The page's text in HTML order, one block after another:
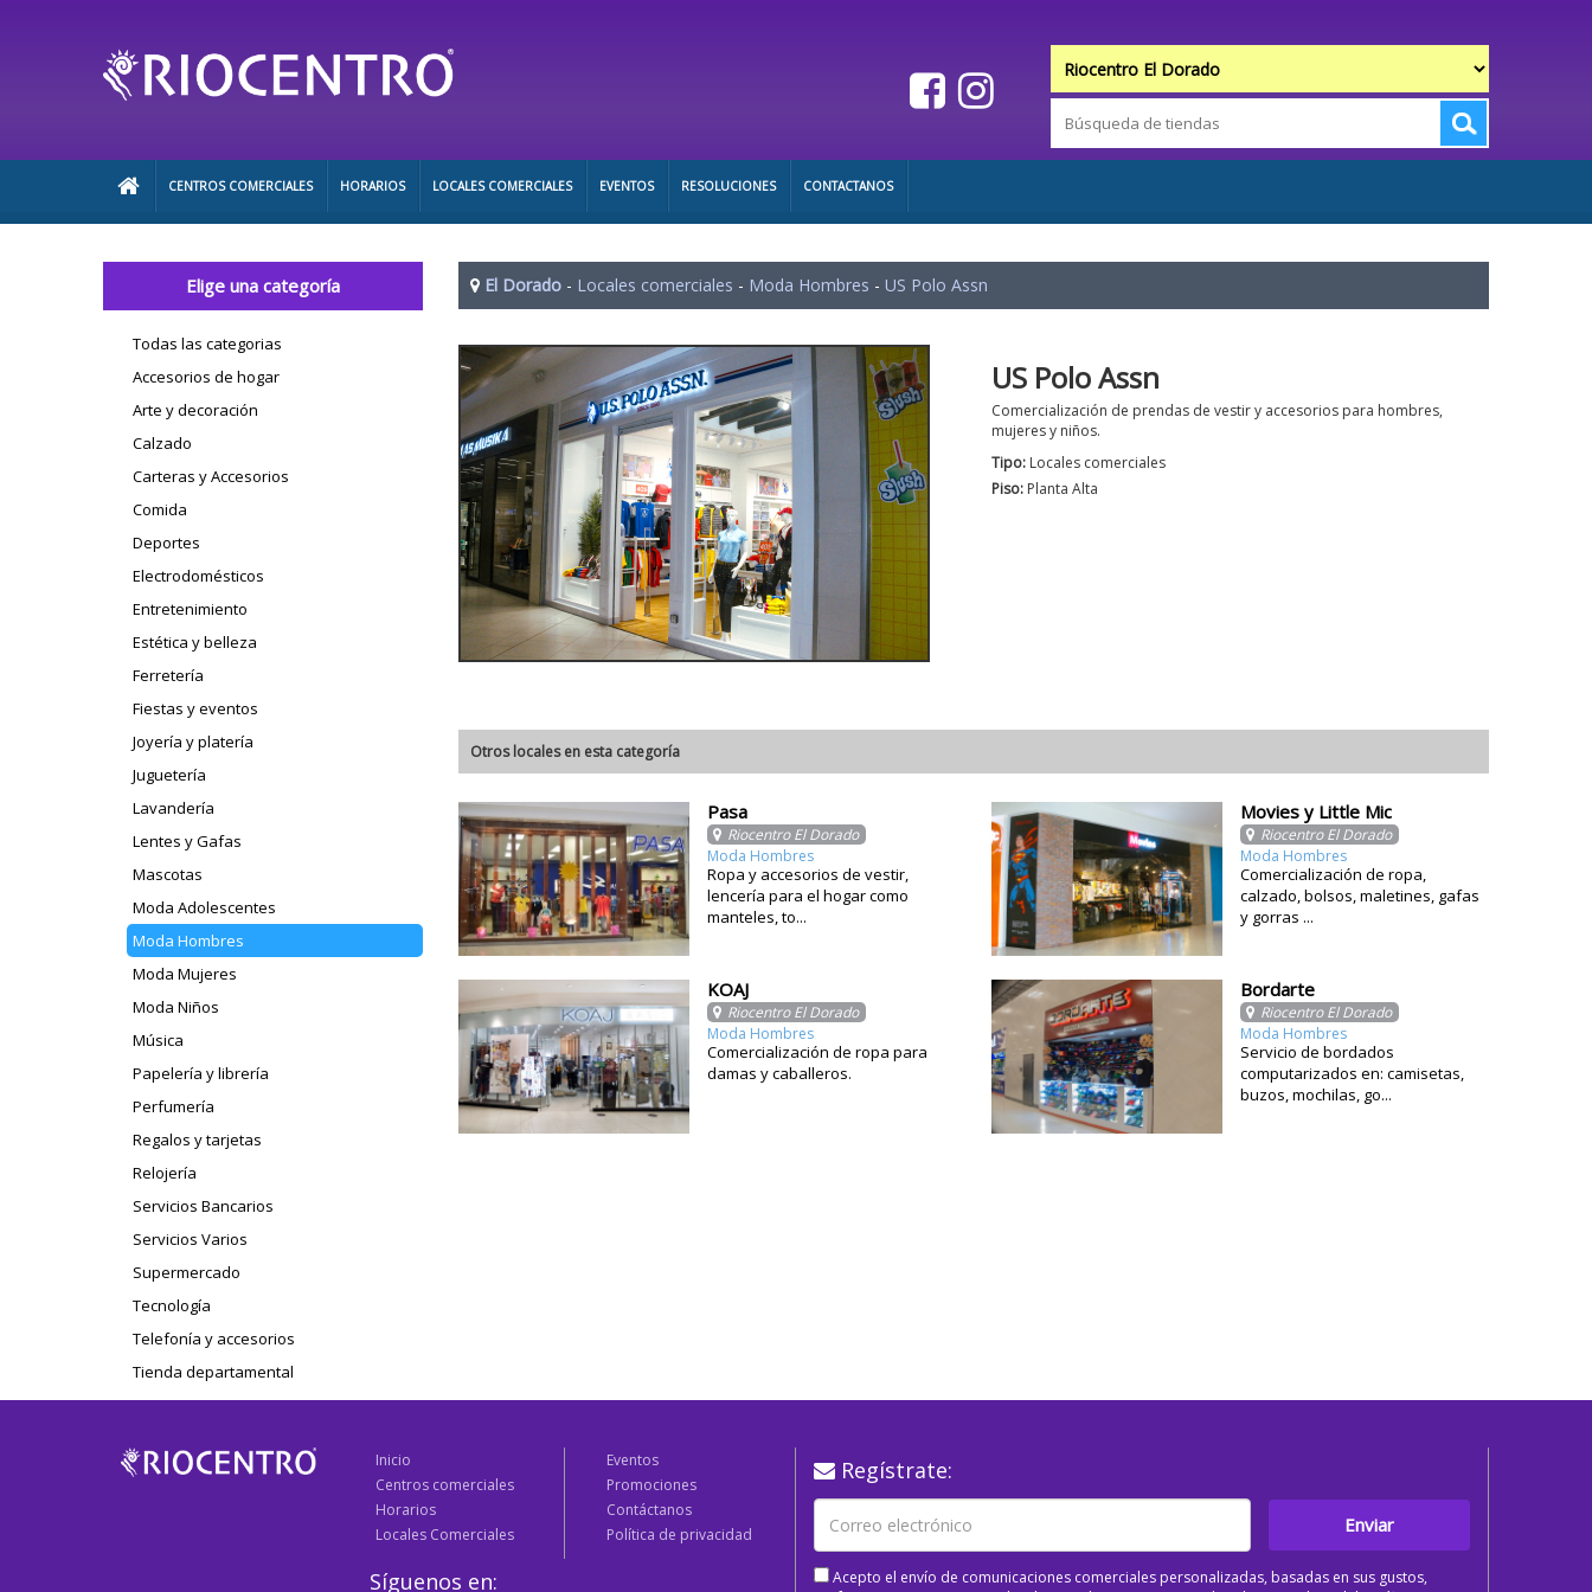
CENTROS COMERCIALES HORARIOS LOCALES COMERCIALES EVENTOS RESOLUCIONES CONTACTANOS
Elige una categoría
Todas las categorias
Accesorios de hogar
Arte y decoración
Calzado
Carteras y Accesorios
Comida
Deportes
Electrodomésticos
Entretenimiento
Estética y belleza
Ferretería
Fiestas y eventos
Joyería y platería
Juguetería
Lavandería
Lentes y Gafas
Mascotas
Moda Adolescentes
Moda Hombres
Moda Mujeres
Moda Niños
Música
Papelería y librería
Perfumería
Regalos y tarjetas
Relojería
Servicios Bancarios
Servicios Varios
Supermercado
Tecnología
Telefonía y accesorios
Tienda departamental
El Dorado - Locales comerciales - Moda Hombres - US Polo Assn
US Polo Assn
Comercialización de prendas de vestir y accesorios para hombres,
mujeres y niños.
Tipo: Locales comerciales
Piso: Planta Alta
Otros locales en esta categoría
Pasa
Riocentro El Dorado
Moda Hombres
Ropa y accesorios de vestir,
lencería para el hogar como
manteles, to...
Movies y Little Mic
Riocentro El Dorado
Moda Hombres
Comercialización de ropa,
calzado, bolsos, maletines, gafas
y gorras ...
KOAJ
Riocentro El Dorado
Moda Hombres
Comercialización de ropa para
damas y caballeros.
Bordarte
Riocentro El Dorado
Moda Hombres
Servicio de bordados
computarizados en: camisetas,
buzos, mochilas, go...
Inicio
Centros comerciales
Horarios
Locales Comerciales
Eventos
Promociones
Contáctanos
Política de privacidad
Síguenos en:
Regístrate:
Enviar
Acepto el envío de comunicaciones comerciales personalizadas, basadas en sus gustos,